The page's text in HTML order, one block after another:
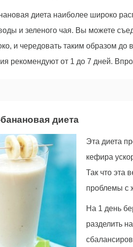
диета наиболее широко
и зеленого чая. Вы можете
и чередовать таким образом
рекомендуют от 1 до 7 дней.
диета
Эта диета
кефира
Так что эта
проблемы с
На 1 день
разделить